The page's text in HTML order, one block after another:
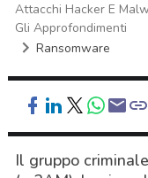
Attacchi Hacker E
Gli Approfondimenti
Ransomware
Il gruppo